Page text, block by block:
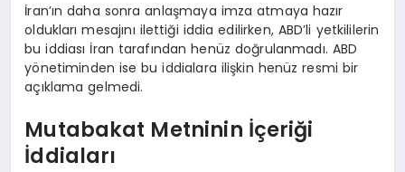
İran’ın daha sonra anlaşmaya imza atmaya hazır
oldukları mesajını ilettiği iddia edilirken, ABD’li yetkililerin
bu iddiası İran tarafından henüz doğrulanmadı. ABD
yönetiminden ise bu iddialara ilişkin henüz resmi bir
açıklama gelmedi.
Mutabakat Metninin İçeriği
İddiaları